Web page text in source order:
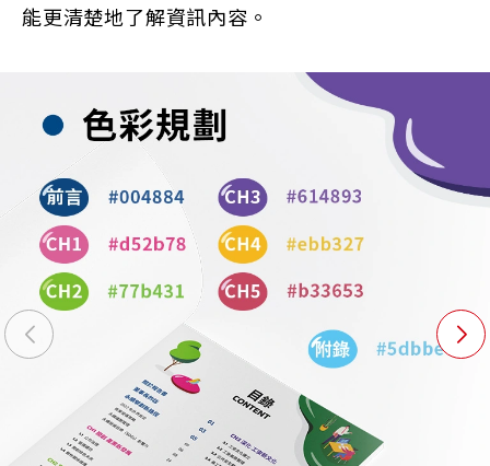
能更清楚地了解資訊內容。